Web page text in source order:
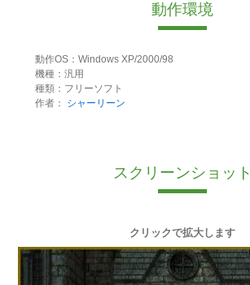
動作環境
動作OS：Windows XP/2000/98
機種：汎用
種類：フリーソフト
作者：
シャーリーン
スクリーンショット
クリックで拡大します